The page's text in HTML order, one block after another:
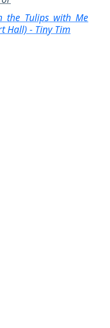
the Tulips with Me
Hall) - Tiny Tim